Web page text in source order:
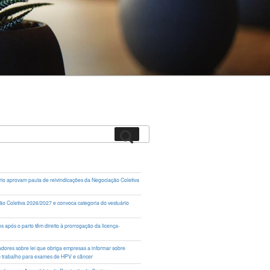
aprovam pauta de reivindicações da Negociação Coletiva
Coletiva 2026/2027 e convoca categoria do vestuário
após o parto têm direito à prorrogação da licença-
sobre lei que obriga empresas a informar sobre
para exames de HPV e câncer